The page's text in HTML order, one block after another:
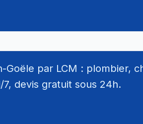
par LCM : plombier,
devis gratuit sous 24h.